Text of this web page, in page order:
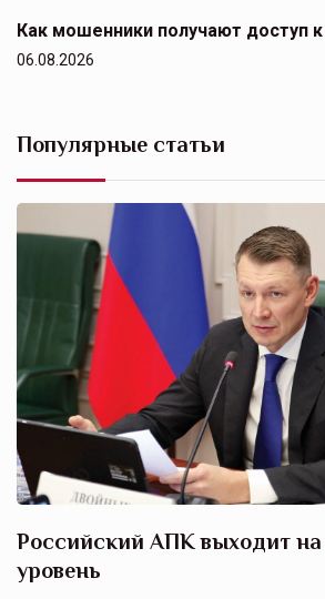
Как мошенники получают доступ
06.08.2026
Популярные статьи
Российский АПК выходит
уровень